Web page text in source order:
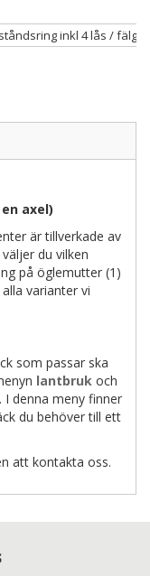
axel)
är tillverkade av
du vilken
på öglemutter (1)
varianter vi
som passar ska
lantbruk och
denna meny finner
du behöver till ett
att kontakta oss.